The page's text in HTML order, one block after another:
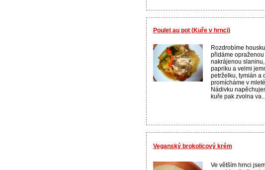
Poulet au pot (Kuře v hrnci)
Rozdrobíme
přidáme
nakrájenou
papriku a velmi
petrželku, tymián a
promícháme v
Nádivku
kuře pak zvolna
Veganský brokolicový krém
Ve větším hrnci